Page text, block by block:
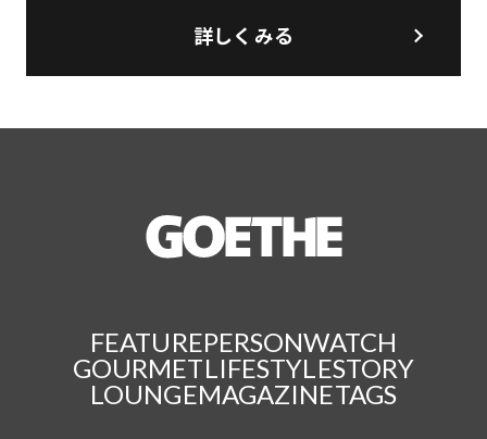
詳しくみる
FEATUREPERSONWATCH
GOURMETLIFESTYLESTORY
LOUNGEMAGAZINETAGS